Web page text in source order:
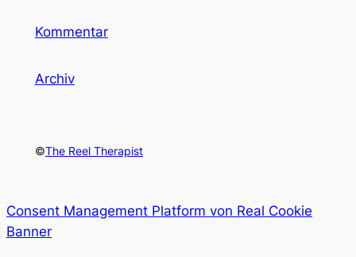
Kommentar
Archiv
©The Reel Therapist
Consent Management Platform von Real Cookie
Banner